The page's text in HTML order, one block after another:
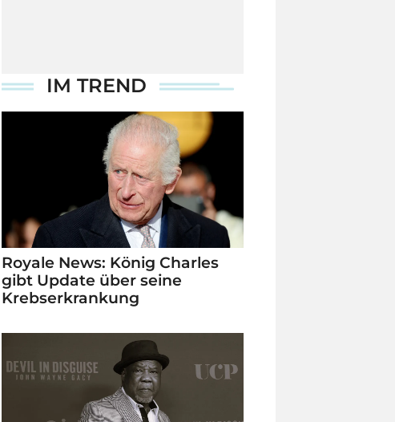
IM TREND
Royale News: König Charles
gibt Update über seine
Krebserkrankung